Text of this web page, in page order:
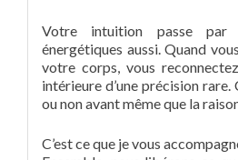
Votre intuition passe par
énergétiques aussi. Quand
votre corps, vous
intérieure d’une précision
ou non avant même que la
C’est ce que je vous